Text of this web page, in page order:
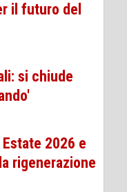
il futuro del
si chiude
2026 e
rigenerazione